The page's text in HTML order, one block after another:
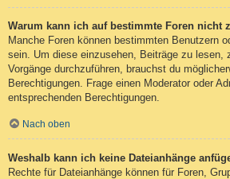
Warum kann ich auf bestimmte Foren nicht
Manche Foren können bestimmten Benutzern
sein. Um diese einzusehen, Beiträge zu lesen,
Vorgänge durchzuführen, brauchst du
Berechtigungen. Frage einen Moderator oder
entsprechenden Berechtigungen.
Nach oben
Weshalb kann ich keine Dateianhänge
Rechte für Dateianhänge können für Foren,